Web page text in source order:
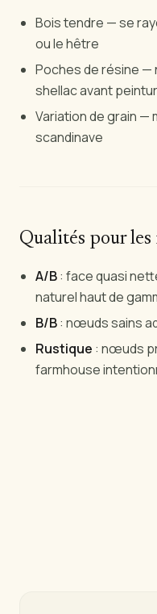
Bois tendre — se
ou le hêtre
Poches de résine
shellac avant
Variation de grain —
scandinave
Qualités pour les
A/B: face quasi
naturel haut de
B/B: nœuds sains
Rustique : nœuds
farmhouse